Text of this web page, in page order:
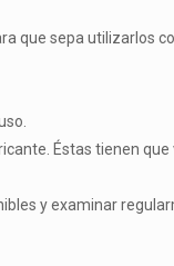
que sepa utilizarlos
Éstas tienen
y examinar